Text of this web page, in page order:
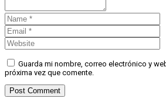
Guarda mi nombre, correo electrónico y
próxima vez que comente.